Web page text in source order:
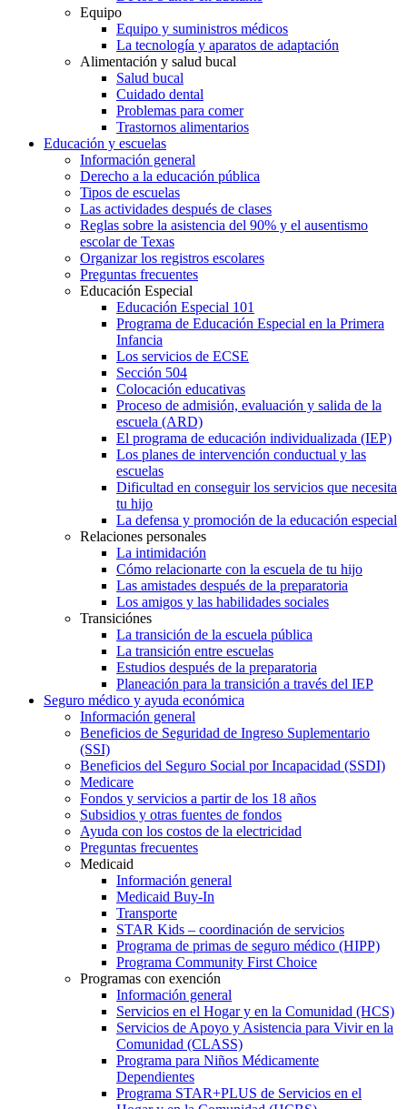
Equipo
Equipo y suministros médicos
La tecnología y aparatos de adaptación
Alimentación y salud bucal
Salud bucal
Cuidado dental
Problemas para comer
Trastornos alimentarios
Educación y escuelas
Información general
Derecho a la educación pública
Tipos de escuelas
Las actividades después de clases
Reglas sobre la asistencia del 90% y el ausentismo
escolar de Texas
Organizar los registros escolares
Preguntas frecuentes
Educación Especial
Educación Especial 101
Programa de Educación Especial en la Primera
Infancia
Los servicios de ECSE
Sección 504
Colocación educativas
Proceso de admisión, evaluación y salida de la
escuela (ARD)
El programa de educación individualizada (IEP)
Los planes de intervención conductual y las
escuelas
Dificultad en conseguir los servicios que necesita
tu hijo
La defensa y promoción de la educación especial
Relaciones personales
La intimidación
Cómo relacionarte con la escuela de tu hijo
Las amistades después de la preparatoria
Los amigos y las habilidades sociales
Transiciónes
La transición de la escuela pública
La transición entre escuelas
Estudios después de la preparatoria
Planeación para la transición a través del IEP
Seguro médico y ayuda económica
Información general
Beneficios de Seguridad de Ingreso Suplementario
(SSI)
Beneficios del Seguro Social por Incapacidad (SSDI)
Medicare
Fondos y servicios a partir de los 18 años
Subsidios y otras fuentes de fondos
Ayuda con los costos de la electricidad
Preguntas frecuentes
Medicaid
Información general
Medicaid Buy-In
Transporte
STAR Kids – coordinación de servicios
Programa de primas de seguro médico (HIPP)
Programa Community First Choice
Programas con exención
Información general
Servicios en el Hogar y en la Comunidad (HCS)
Servicios de Apoyo y Asistencia para Vivir en la
Comunidad (CLASS)
Programa para Niños Médicamente
Dependientes
Programa STAR+PLUS de Servicios en el